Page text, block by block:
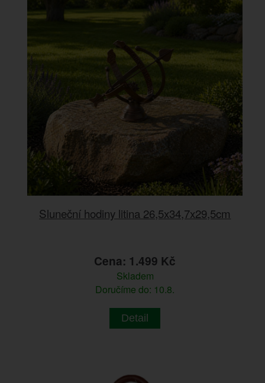
Sluneční hodiny litina 26,5x34,7x29,5cm
Cena: 1.499 Kč
Skladem
Doručíme do: 10.8.
Detail